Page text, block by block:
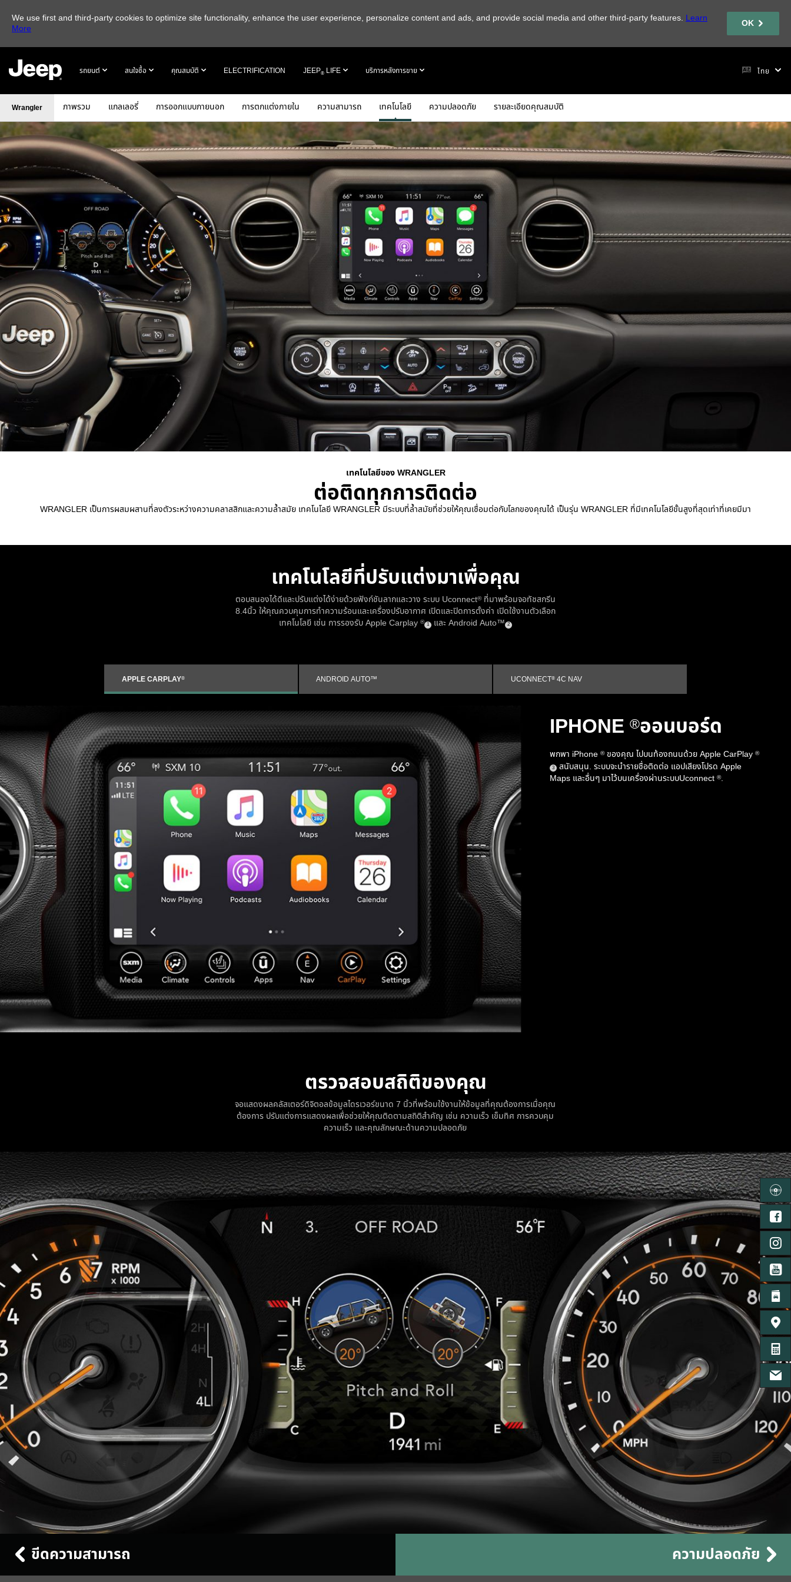
We use first and third-party cookies to optimize site functionality, enhance the user experience, personalize content and ads, and provide social media and other third-party features. Learn
More
OK
MAIN
CONTENT รถยนต์ สนใจซื้อ คุณสมบัติ ELECTRIFICATION JEEP® LIFE บริการหลังการขาย ไทย
ลงทะ
ค้นหา
คำนว
เฟสบุ๊
Wrangler ภาพรวม แกลเลอรี่ การออกแบบภายนอก การตกแต่งภายใน ความสามารถ เทคโนโลยี ความปลอดภัย รายละเอียดคุณสมบัติ
SKIP TO
NAVIGATION
เทคโนโลยีของ WRANGLER
ต่อติดทุกการติดต่อ
WRANGLER เป็นการผสมผสานที่ลงตัวระหว่างความคลาสสิกและความล้ำสมัย เทคโนโลยี WRANGLER มีระบบที่ล้ำสมัยที่ช่วยให้คุณเชื่อมต่อกับโลกของคุณได้ เป็นรุ่น WRANGLER ที่มีเทคโนโลยีขั้นสูงที่สุดเท่าที่เคยมีมา
เทคโนโลยีที่ปรับแต่งมาเพื่อคุณ
ตอบสนองได้ดีและปรับแต่งได้ง่ายด้วยฟังก์ชันลากและวาง ระบบ Uconnect®ที่มาพร้อมจอทัชสกรีน
8.4นิ้ว ให้คุณควบคุมการทำความร้อนและเครื่องปรับอากาศ เปิดและปิดการตั้งค่า เปิดใช้งานตัวเลือก
เทคโนโลยี เช่น การรองรับ Apple Carplay ® (
Disclosure
1)และ Android Auto™ (
Disclosure
2)
APPLE CARPLAY® ANDROID AUTO™ UCONNECT®4C NAV
IPHONE ®ออนบอร์ด
พกพา iPhone ®ของคุณ ไปบนท้องถนนด้วย Apple CarPlay ®
(
Disclosure
3)สนับสนุน. ระบบจะนำรายชื่อติดต่อ แอปเสียงโปรด Apple
Maps และอื่นๆ มาไว้บนเครื่องผ่านระบบUconnect ®.
ตรวจสอบสถิติของคุณ
จอแสดงผลคลัสเตอร์ดิจิตอลข้อมูลไดรเวอร์ขนาด 7 นิ้วที่พร้อมใช้งานให้ข้อมูลที่คุณต้องการเมื่อคุณ
ต้องการ ปรับแต่งการแสดงผลเพื่อช่วยให้คุณติดตามสถิติสำคัญ เช่น ความเร็ว เข็มทิศ การควบคุม
ความเร็ว และคุณลักษณะด้านความปลอดภัย
ขีดความสามารถ ความปลอดภัย